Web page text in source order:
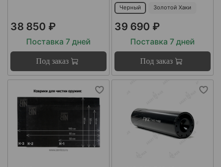
38 850 ₽
Поставка 7 дней
Под заказ
Черный Золотой Хаки
39 690 ₽
Поставка 7 дней
Под заказ